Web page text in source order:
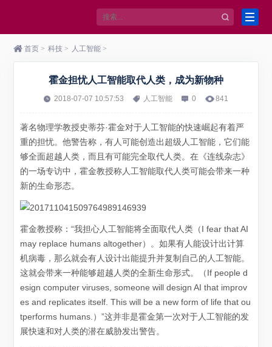
首页 > 科技 > 人工智能 >
霍金担忧人工智能取代人类，成为新物种
2018-07-07 10:57:53 人工智能 0 841
著名物理学教授史蒂芬·霍金对于人工智能的快速崛起有着严
重的担忧。他警告称，有人可能创造出超级人工智能，它们能
够全面超越人类，而且有可能完全取代人类。在《连线杂志》
的一场专访中，霍金教授称人工智能取代人类可能会带来一种
新的生命形态。
霍金教授称：“我担心人工智能将全面取代人类（I fear that AI
may replace humans altogether）。如果有人能设计出计算
机病毒，那么就会有人设计出能提升并复制自己的人工智能。
这就会带来一种能够超越人类的全新生命形式。（If people d
esign computer viruses, someone will design AI that improv
es and replicates itself. This will be a new form of life that ou
tperforms humans.）”这并非是霍金第一次对于人工智能的发
展快速和对人类的潜在威胁发出警告。